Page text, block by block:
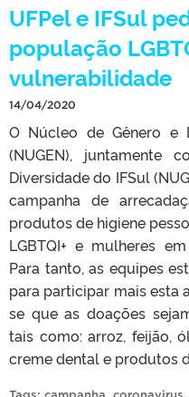
UFPel e IFSul
população
vulnerabilidade
14/04/2020
O Núcleo de Gênero e
(NUGEN), juntamente
Diversidade do IFSul
campanha de
produtos de higiene
LGBTQI+ e mulheres
Para tanto, as equipes
para participar mais esta
se que as doações
tais como: arroz, feijão,
creme dental e produtos